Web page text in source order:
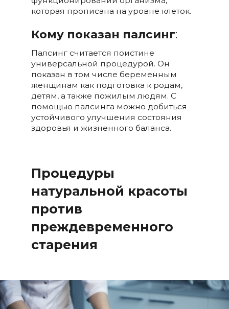
которая прописана на уровне клеток.
Кому показан палсинг:
Палсинг считается поистине
универсальной процедурой. Он
показан в том числе беременным
женщинам как подготовка к родам,
детям, а также пожилым людям. С
помощью палсинга можно добиться
устойчивого улучшения состояния
здоровья и жизненного баланса.
Процедуры
натуральной красоты
против
преждевременного
старения